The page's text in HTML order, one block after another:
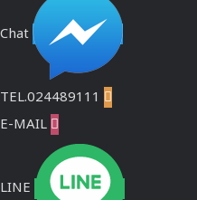
Chat
TEL.024489111 
E-MAIL 
LINE